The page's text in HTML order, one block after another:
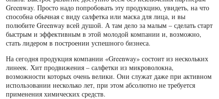
Greenway. Просто надо попробовать эту продукцию, увидеть, на что
способна обычная с виду салфетка или маска для лица, и вы
полюбите Greenway всей душой. А там дело за малым – сделать старт
быстрым и эффективным в этой молодой компании и, возможно,
стать лидером в построении успешного бизнеса.
На сегодня продукция компании «Greenway» состоит из нескольких
линеек. Хит продвижения – салфетки из микроволокна,
возможности которых очень велики. Они служат даже при активном
использовании несколько лет, при этом абсолютно не требуется
применения химических средств.